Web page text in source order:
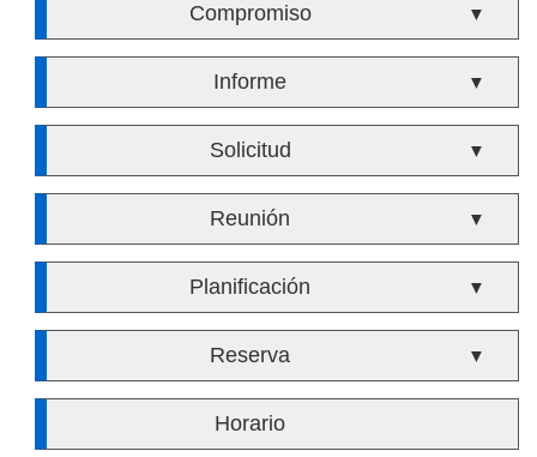
Compromiso ▼
Informe ▼
Solicitud ▼
Reunión ▼
Planificación ▼
Reserva ▼
Horario